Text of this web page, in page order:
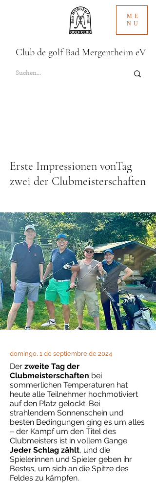
ME
NU
Club de golf Bad Mergentheim eV
Erste Impressionen vonTag
zwei der Clubmeisterschaften
domingo, 1 de septiembre de 2024
Der zweite Tag der
Clubmeisterschaften bei
sommerlichen Temperaturen hat
heute alle Teilnehmer hochmotiviert
auf den Platz gelockt. Bei
strahlendem Sonnenschein und
besten Bedingungen ging es um alles
– der Kampf um den Titel des
Clubmeisters ist in vollem Gange.
Jeder Schlag zählt, und die
Spielerinnen und Spieler geben ihr
Bestes, um sich an die Spitze des
Feldes zu kämpfen.